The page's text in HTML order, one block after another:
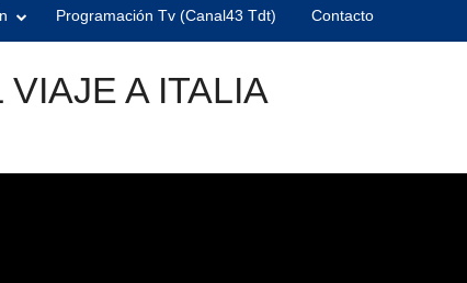
Programación Tv (Canal43 Tdt) Contacto
VIAJE A ITALIA